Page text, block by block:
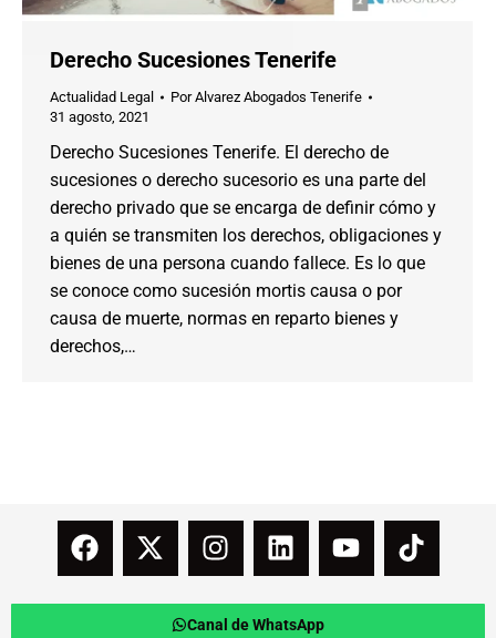
Derecho Sucesiones Tenerife
Actualidad Legal PorAlvarez Abogados Tenerife
31 agosto, 2021
Derecho Sucesiones Tenerife. El derecho de
sucesiones o derecho sucesorio es una parte del
derecho privado que se encarga de definir cómo y
a quién se transmiten los derechos, obligaciones y
bienes de una persona cuando fallece. Es lo que
se conoce como sucesión mortis causa o por
causa de muerte, normas en reparto bienes y
derechos,…
Canal de WhatsApp